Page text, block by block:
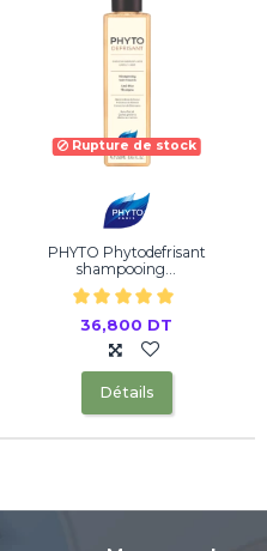
Rupture de stock
PHYTO Phytodefrisant
shampooing...
36,800 DT
Détails